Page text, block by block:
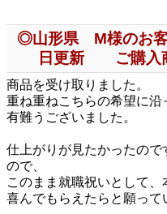
◎山形県 M様のお
日更新 ご購入
商品を受け取りました。
重ね重ねこちらの希望に沿
有難うございました。
仕上がりが見たかったの
ので、
このまま就職祝いとして、
喜んでもらえたらと願って